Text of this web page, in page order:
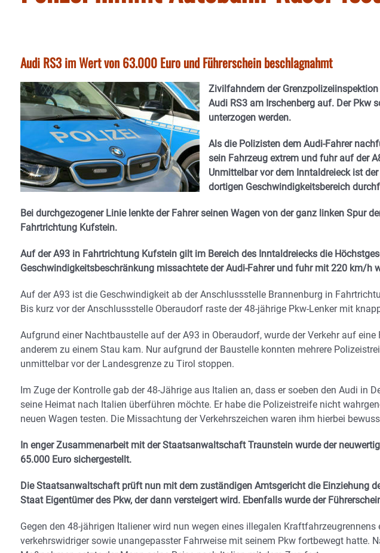
Audi RS3 im Wert von 63.000 Euro und Führerschein beschlagnahmt
Zivilfahndern der
Audi RS3 am Irschenberg auf. Der Pkw
unterzogen werden.
Als die Polizisten dem Audi-Fahrer
sein Fahrzeug extrem und fuhr auf der
Unmittelbar vor dem Inntaldreieck ist
dortigen Geschwindigkeitsbereich
Bei durchgezogener Linie lenkte der Fahrer seinen Wagen von der ganz linken Spur
Fahrtrichtung Kufstein.
Auf der A93 in Fahrtrichtung Kufstein gilt im Bereich des Inntaldreiecks die
Geschwindigkeitsbeschränkung missachtete der Audi-Fahrer und fuhr mit 220 km/h
Auf der A93 ist die Geschwindigkeit ab der Anschlussstelle Brannenburg in
Bis kurz vor der Anschlussstelle Oberaudorf raste der 48-jährige Pkw-Lenker mit
Aufgrund einer Nachtbaustelle auf der A93 in Oberaudorf, wurde der Verkehr auf
anderem zu einem Stau kam. Nur aufgrund der Baustelle konnten mehrere
unmittelbar vor der Landesgrenze zu Tirol stoppen.
Im Zuge der Kontrolle gab der 48-Jährige aus Italien an, dass er soeben den Audi in
seine Heimat nach Italien überführen möchte. Er habe die Polizeistreife nicht
neuen Wagen testen. Die Missachtung der Verkehrszeichen waren ihm hierbei
In enger Zusammenarbeit mit der Staatsanwaltschaft Traunstein wurde der
65.000 Euro sichergestellt.
Die Staatsanwaltschaft prüft nun mit dem zuständigen Amtsgericht die Einziehung
Staat Eigentümer des Pkw, der dann versteigert wird. Ebenfalls wurde der
Gegen den 48-jährigen Italiener wird nun wegen eines illegalen
verkehrswidriger sowie unangepasster Fahrweise mit seinem Pkw fortbewegt hatte.